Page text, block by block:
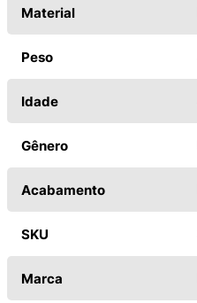
Material
Peso
Idade
Gênero
Acabamento
SKU
Marca